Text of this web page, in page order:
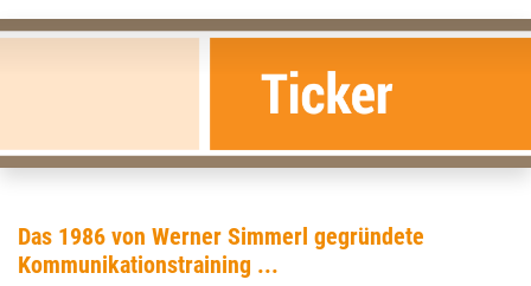
Das 1986 von Werner Simmerl gegründete
Kommunikationstraining ...